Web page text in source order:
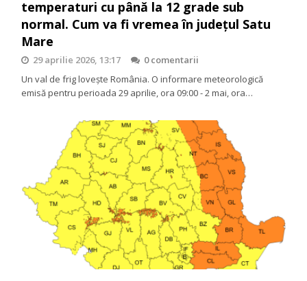
temperaturi cu până la 12 grade sub
normal. Cum va fi vremea în județul Satu
Mare
29 aprilie 2026, 13:17
0 comentarii
Un val de frig lovește România. O informare meteorologică
emisă pentru perioada 29 aprilie, ora 09:00 - 2 mai, ora…